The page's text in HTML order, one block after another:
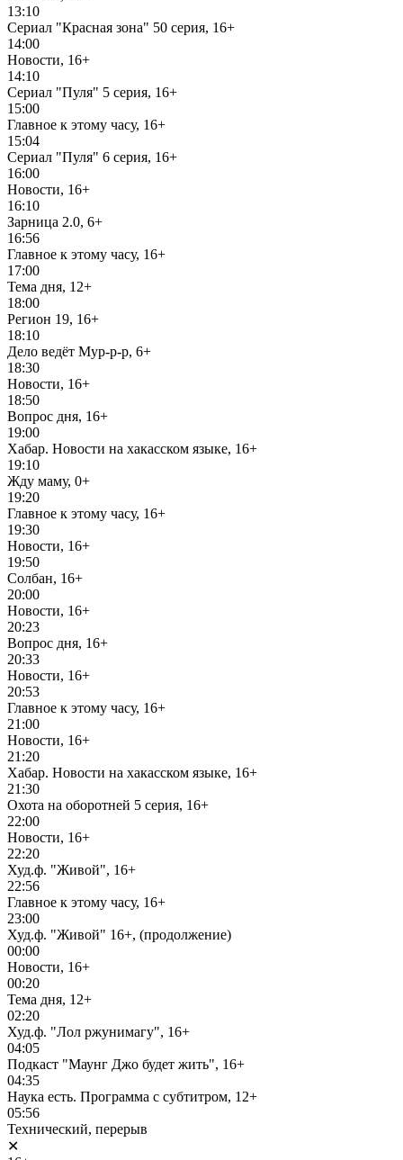
13:10
Сериал "Красная зона" 50 серия, 16+
14:00
Новости, 16+
14:10
Сериал "Пуля" 5 серия, 16+
15:00
Главное к этому часу, 16+
15:04
Сериал "Пуля" 6 серия, 16+
16:00
Новости, 16+
16:10
Зарница 2.0, 6+
16:56
Главное к этому часу, 16+
17:00
Тема дня, 12+
18:00
Регион 19, 16+
18:10
Дело ведёт Мур-р-р, 6+
18:30
Новости, 16+
18:50
Вопрос дня, 16+
19:00
Хабар. Новости на хакасском языке, 16+
19:10
Жду маму, 0+
19:20
Главное к этому часу, 16+
19:30
Новости, 16+
19:50
Солбан, 16+
20:00
Новости, 16+
20:23
Вопрос дня, 16+
20:33
Новости, 16+
20:53
Главное к этому часу, 16+
21:00
Новости, 16+
21:20
Хабар. Новости на хакасском языке, 16+
21:30
Охота на оборотней 5 серия, 16+
22:00
Новости, 16+
22:20
Худ.ф. "Живой", 16+
22:56
Главное к этому часу, 16+
23:00
Худ.ф. "Живой" 16+, (продолжение)
00:00
Новости, 16+
00:20
Тема дня, 12+
02:20
Худ.ф. "Лол ржунимагу", 16+
04:05
Подкаст "Маунг Джо будет жить", 16+
04:35
Наука есть. Программа с субтитром, 12+
05:56
Технический, перерыв
✕